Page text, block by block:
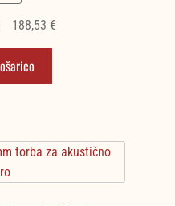
Izvirna
cena
je
bila:
188,53 €Trenutna